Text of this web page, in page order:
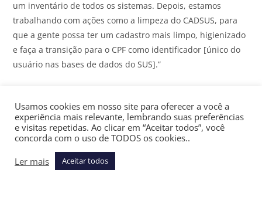
um inventário de todos os sistemas. Depois, estamos
trabalhando com ações como a limpeza do CADSUS, para
que a gente possa ter um cadastro mais limpo, higienizado
e faça a transição para o CPF como identificador [único do
usuário nas bases de dados do SUS].”
A secretária confirmou aindahaver uma expectativa de
publicação de dados de doenças crônicasno Portal de
ainda não está definido. Atualmente, o portal já traz
Usamos cookies em nosso site para oferecer a você a
experiência mais relevante, lembrando suas preferências
e visitas repetidas. Ao clicar em “Aceitar todos”, você
concorda com o uso de TODOS os cookies..
Ler mais
Aceitar todos